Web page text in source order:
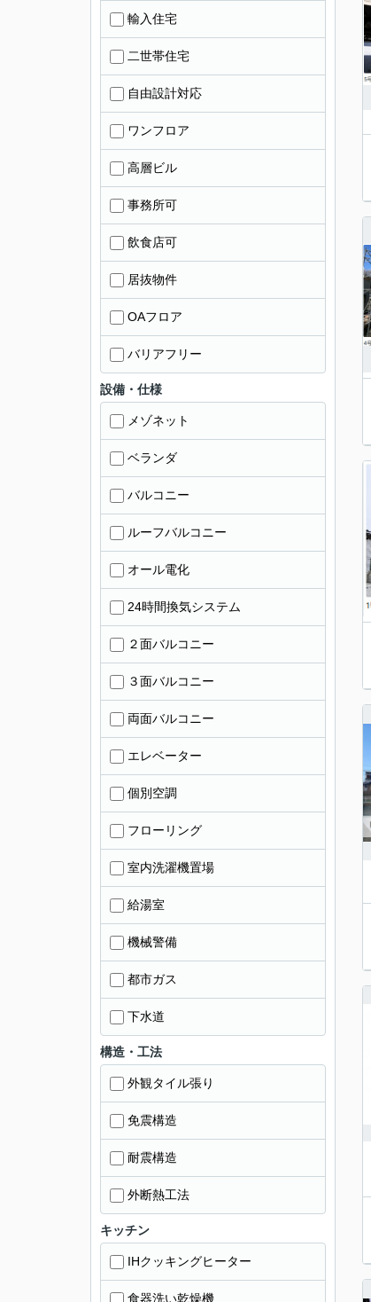
輸入住宅
二世帯住宅
自由設計対応
ワンフロア
高層ビル
事務所可
飲食店可
居抜物件
OAフロア
バリアフリー
設備・仕様
メゾネット
ベランダ
バルコニー
ルーフバルコニー
オール電化
24時間換気システム
２面バルコニー
３面バルコニー
両面バルコニー
エレベーター
個別空調
フローリング
室内洗濯機置場
給湯室
機械警備
都市ガス
下水道
構造・工法
外観タイル張り
免震構造
耐震構造
外断熱工法
キッチン
IHクッキングヒーター
食器洗い乾燥機